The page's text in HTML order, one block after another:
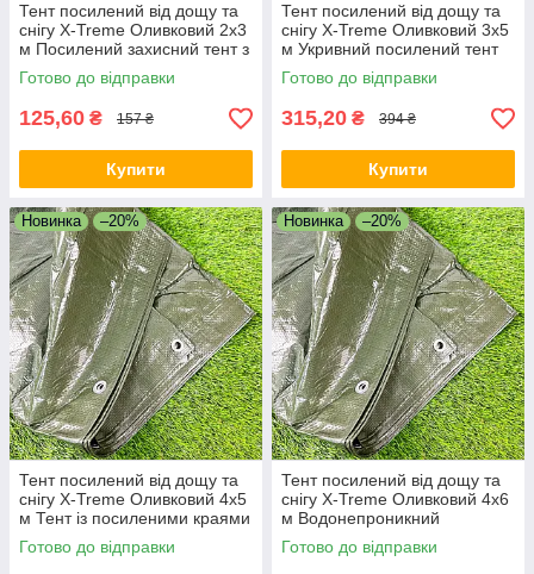
Тент посилений від дощу та
снігу X-Treme Оливковий 2х3
м Посилений захисний тент з
люверсами
Готово до відправки
125,60 ₴ 157 ₴
Купити
Тент посилений від дощу та
снігу X-Treme Оливковий 3х5
м Укривний посилений тент
для кемпінгу
Готово до відправки
315,20 ₴ 394 ₴
Купити
Новинка –20%
Тент посилений від дощу та
снігу X-Treme Оливковий 4х5
м Тент із посиленими краями
Сонцезахисний тент
Готово до відправки
Новинка –20%
Тент посилений від дощу та
снігу X-Treme Оливковий 4х6
м Водонепроникний
захисний тент
Готово до відправки